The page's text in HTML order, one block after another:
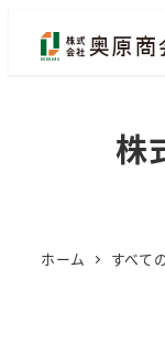
株
ホーム すべて